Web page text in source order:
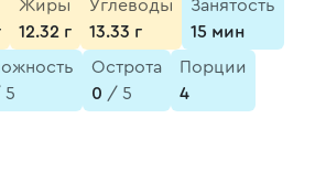
Жиры
12.32 г
Углеводы
13.33 г
Занятость
15 мин
5
Острота
0 / 5
Порции
4